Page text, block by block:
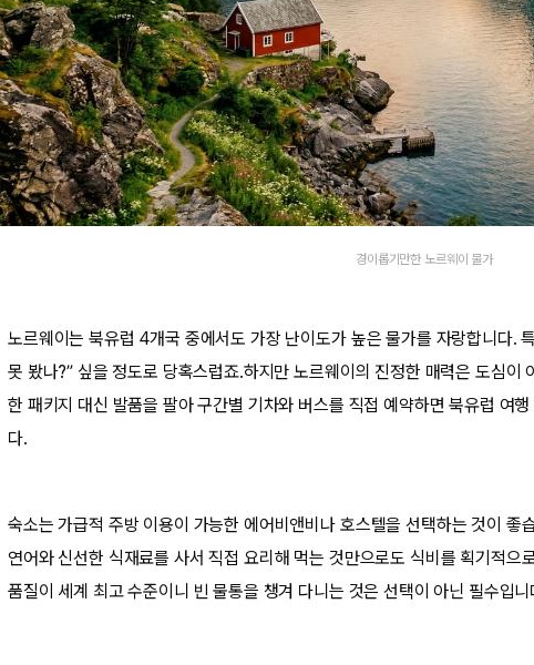
경이롭기만한 노르웨이 물가
노르웨이는 북유럽 4개국 중에서도 가장 난이도가 높은 물가를 자랑합니다.
못 봤나?” 싶을 정도로 당혹스럽죠.하지만 노르웨이의 진정한 매력은 도심이
한 패키지 대신 발품을 팔아 구간별 기차와 버스를 직접 예약하면 북유럽 여
다.
숙소는 가급적 주방 이용이 가능한 에어비앤비나 호스텔을 선택하는 것이 좋
연어와 신선한 식재료를 사서 직접 요리해 먹는 것만으로도 식비를 획기적으
품질이 세계 최고 수준이니 빈 물통을 챙겨 다니는 것은 선택이 아닌 필수입니